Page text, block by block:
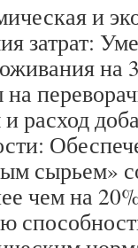
и
затрат:
на
расход
сырьем»
чем на